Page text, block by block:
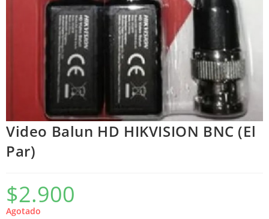
Video Balun HD HIKVISION BNC (El
Par)
$2.900
Agotado